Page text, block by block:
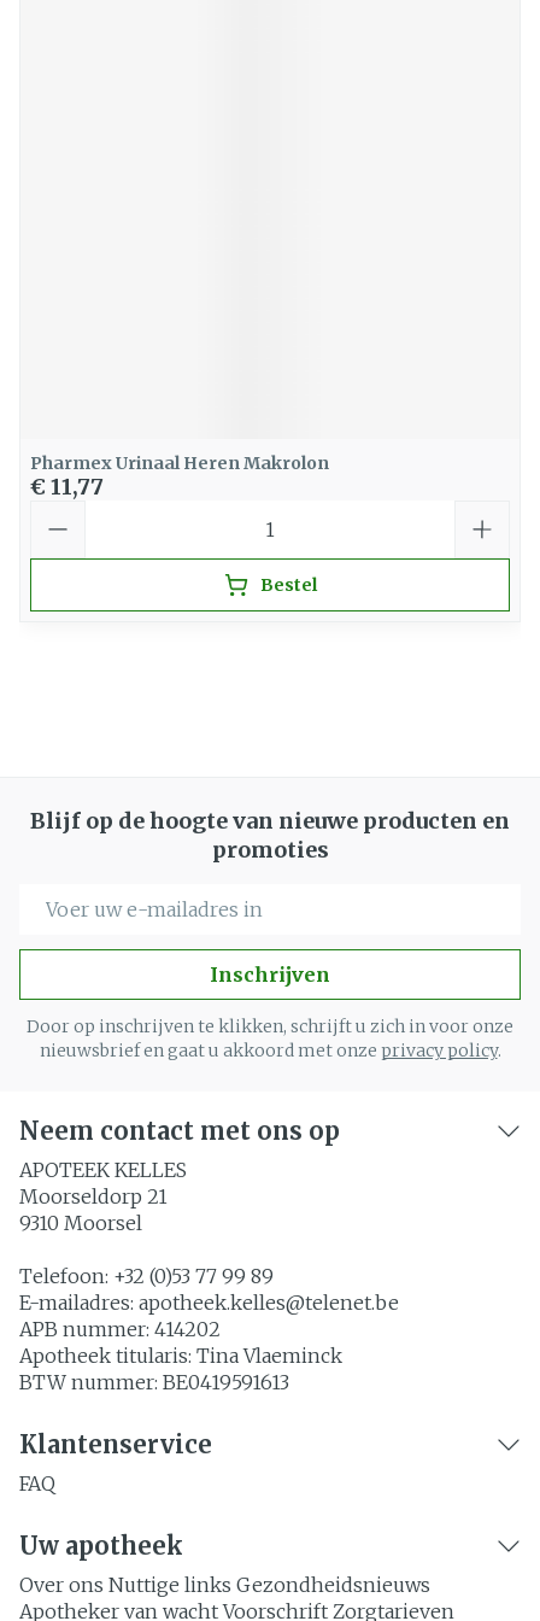
Pharmex Urinaal Heren Makrolon
€ 11,77
Bestel
Blijf op de hoogte van nieuwe producten en
promoties
Inschrijven
Door op inschrijven te klikken, schrijft u zich in voor onze
nieuwsbrief en gaat u akkoord met onze privacy policy.
Neem contact met ons op
APOTEEK KELLES
Moorseldorp 21
9310 Moorsel
Telefoon: +32 (0)53 77 99 89
E-mailadres: apotheek.kelles@telenet.be
APB nummer: 414202
Apotheek titularis: Tina Vlaeminck
BTW nummer: BE0419591613
Klantenservice
FAQ
Uw apotheek
Over ons Nuttige links Gezondheidsnieuws
Apotheker van wacht Voorschrift Zorgtarieven